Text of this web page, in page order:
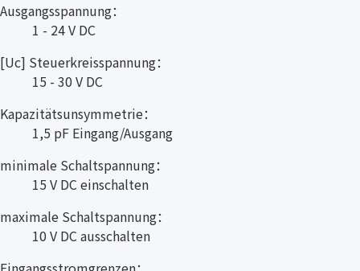
Ausgangsspannung：
1 - 24 V DC
[Uc] Steuerkreisspannung：
15 - 30 V DC
Kapazitätsunsymmetrie：
1,5 pF Eingang/Ausgang
minimale Schaltspannung：
15 V DC einschalten
maximale Schaltspannung：
10 V DC ausschalten